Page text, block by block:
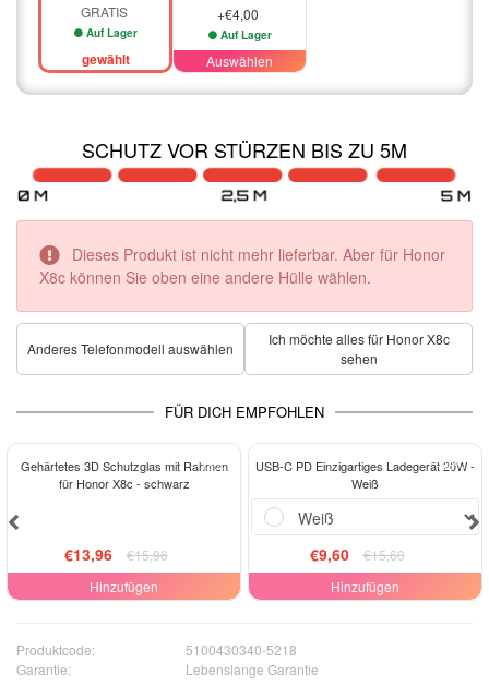
GRATIS
Auf Lager
gewählt
+€4,00
Auf Lager
Auswählen
SCHUTZ VOR STÜRZEN BIS ZU 5M
Dieses Produkt ist nicht mehr lieferbar. Aber für Honor
X8c können Sie oben eine andere Hülle wählen.
Anderes Telefonmodell auswählen
Ich möchte alles für Honor X8c
sehen
FÜR DICH EMPFOHLEN
-13%
Gehärtetes 3D Schutzglas mit Rahmen
für Honor X8c - schwarz
€13,96
€15,96
Hinzufügen
-38%
USB-C PD Einzigartiges Ladegerät 20W -
Weiß
€9,60
€15,60
Hinzufügen
Produktcode:
5100430340-5218
Garantie:
Lebenslange Garantie